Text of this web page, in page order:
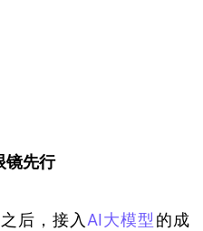
镜先行
后，接入AI大模型 的成